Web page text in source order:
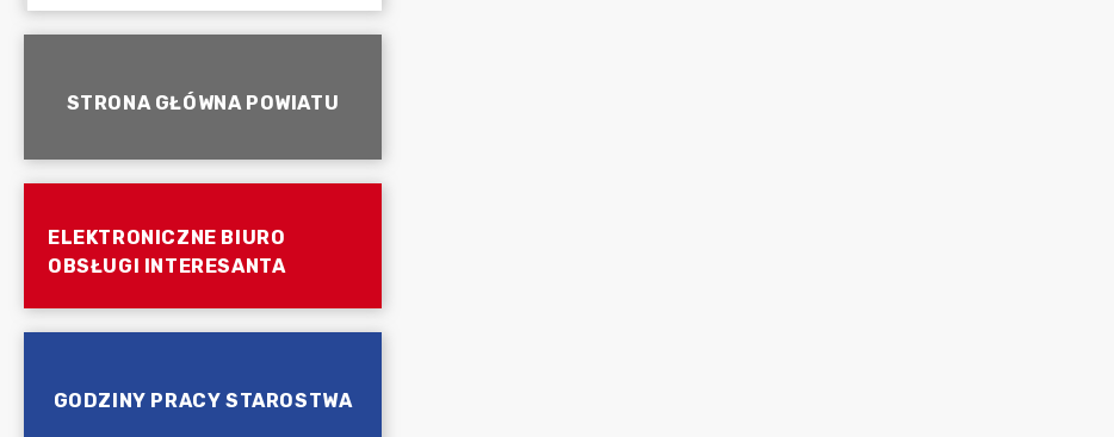
STRONA GŁÓWNA POWIATU
ELEKTRONICZNE BIURO
OBSŁUGI INTERESANTA
GODZINY PRACY STAROSTWA